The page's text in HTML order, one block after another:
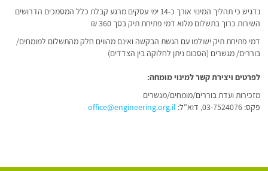
נדגיש כי תהליך המינוי אורך כ-14 ימי עסקים מרגע קבלת כלל המסמכים הדרושים
השירות כרוך בתשלום מלוא דמי פתיחת תיק בסך 360 ₪
דמי פתיחת תיק ישולמו עם הגשת הבקשה ואינם מהווים חלק מהתשלום למומחים/
בוררים/ מגשרים (הסכום ניתן לחלוקה בין הצדדים)
לפרטים ויצירת קשר למינוי מומחה:
מזכירות ועדת בוררים/מומחים/מגשרים
פקס: 03-7524076, דוא”ל:
office@engineering.org.il